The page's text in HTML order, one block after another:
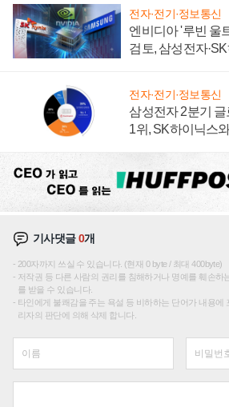
전자·전기·정보통신
엔비디아 '루빈 울
검토, 삼성전자
전자·전기·정보통신
삼성전자 2분기
1위, SK하이닉스
기사댓글0개
200자까지 쓰실 수 있습니다. (현재 0 byte / 최대 400byte)
저작권 등 다른 사람의 권리를 침해하거나 명예를 훼손하
를 받을 수 있습니다.
타인에게 불쾌감을 주는 욕설 등 비하하는 단어가 내용에
리자의 판단에 의해 삭제 합니다.